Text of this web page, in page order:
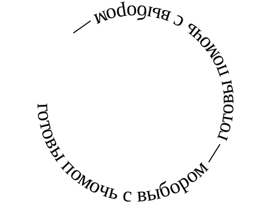
готовы помочь с выбором — готовы помочь с выбором —